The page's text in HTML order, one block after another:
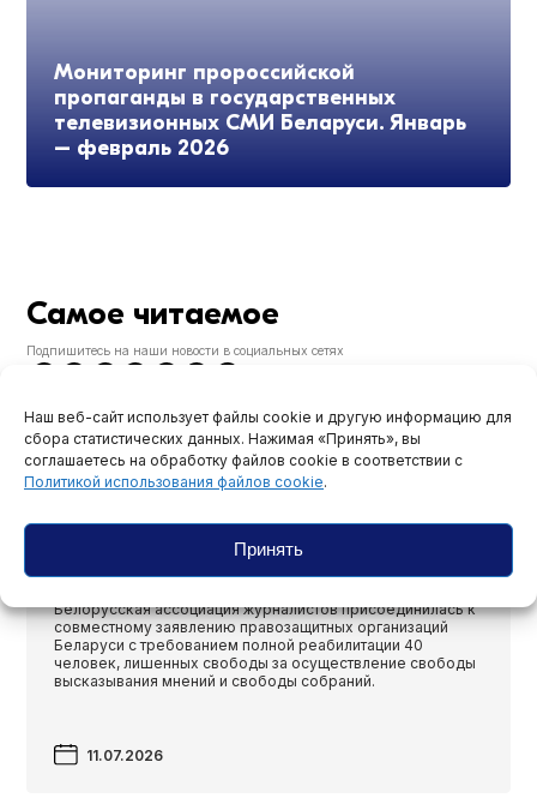
Наш веб-сайт использует файлы cookie и другую информацию для
сбора статистических данных. Нажимая «Принять», вы
соглашаетесь на обработку файлов cookie в соответствии с
Политикой использования файлов cookie.
Принять
Мониторинг пророссийской
пропаганды в государственных
телевизионных СМИ Беларуси. Январь
– февраль 2026
Самое читаемое
Подпишитесь на наши новости в социальных сетях
АКЦЭНТЫ
Правозащитники требуют
реабилитации 40 бывших
политических заключённых
Белорусская ассоциация журналистов присоединилась к
совместному заявлению правозащитных организаций
Беларуси с требованием полной реабилитации 40
человек, лишенных свободы за осуществление свободы
высказывания мнений и свободы собраний.
11.07.2026